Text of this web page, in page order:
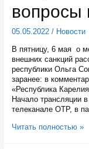
05.05.2022/ Новости
В пятницу, 6 мая о
внешних санкций
республики Ольга
заранее: в
«Республика
Начало трансляции
телеканале ОТР, в
Министр
Читать полностью »